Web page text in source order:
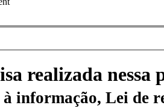
realizada nessa
à informação, Lei de